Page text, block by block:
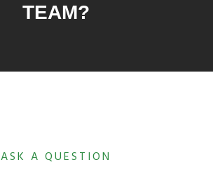
TEAM?
ASK A QUESTION